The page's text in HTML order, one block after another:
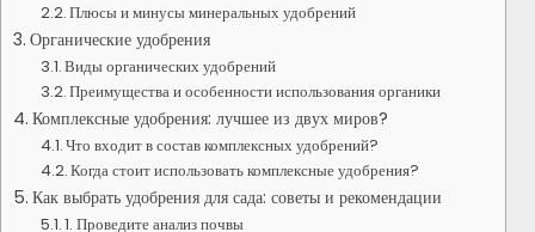
Плюсы и минусы минеральных удобрений
Органические удобрения
Виды органических удобрений
Преимущества и особенности использования органики
Комплексные удобрения: лучшее из двух миров?
Что входит в состав комплексных удобрений?
Когда стоит использовать комплексные удобрения?
Как выбрать удобрения для сада: советы и рекомендации
1. Проведите анализ почвы